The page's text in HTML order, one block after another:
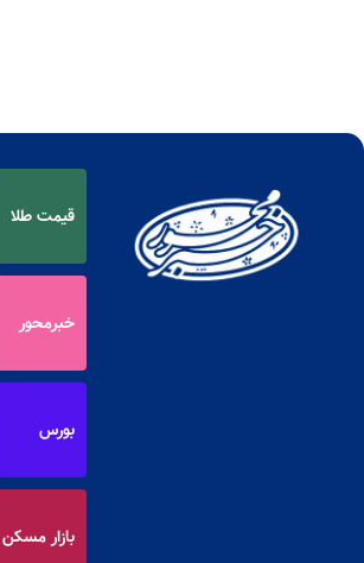
قیمت طلا
خبرمحور
بورس
بازار مسکن